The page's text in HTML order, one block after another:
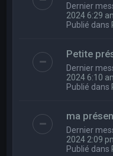
Dernier
2024 6:29
Publié dans
Petite
Dernier
2024 6:10
Publié dans
ma
Dernier
2024 2:09
Publié dans